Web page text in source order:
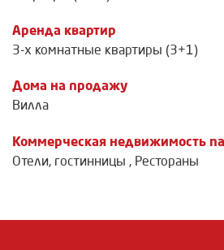
Аренда квартир
3-х комнатные квартиры (3+1)
Дома на продажу
Вилла
Коммерческая недвижимость
Отели, гостинницы , Рестораны